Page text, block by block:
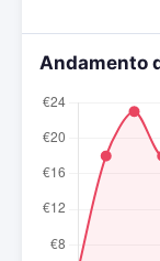
Andamento